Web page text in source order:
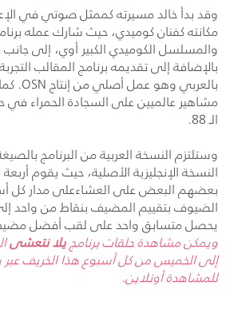
وقد بدأ خالد مسيرته كممثل صوتي في
مكانته كفنان كوميدي، حيث شارك عمله
والمسلسل الكوميدي الكبير أوي، إلى
بالإضافة إلى تقديمه برنامج المقالب
بالعربي وهو عمل أصلي من إنتاجOSN
.
مشاهير عالميين على السجادة الحمراء في
الـ 88.
وستلتزم النسخة العربية من البرنامج
النسخة الإنجليزية الأصلية، حيث يقوم
بعضهم البعض على العشاءعلى مدار كل
الضيوف بتقييم المضيف بنقاط من واحد
يحصل متسابق واحد على لقب أفضل مضيف
ويمكن مشاهدة حلقات برنامجيلا نتعشى
إلى الخميس من كل أسبوع هذا الخريف
للمشاهدة أونلاين.